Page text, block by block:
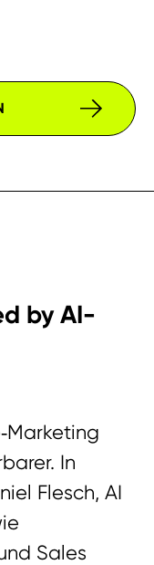
by AI-
In
Flesch, AI
Sales